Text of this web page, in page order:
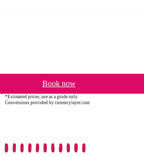
Book now
*Estimated prices, use as a guide only.
Conversions provided by currencylayer.com